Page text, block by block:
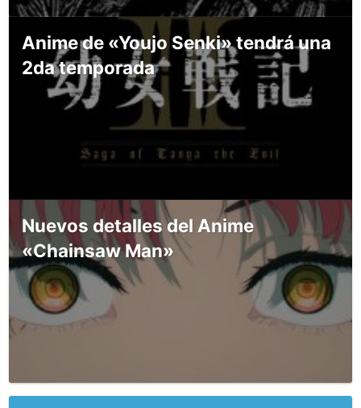
Anime de «Youjo Senki» tendrá una
2da temporada
Nuevos detalles del Anime
«Chainsaw Man»